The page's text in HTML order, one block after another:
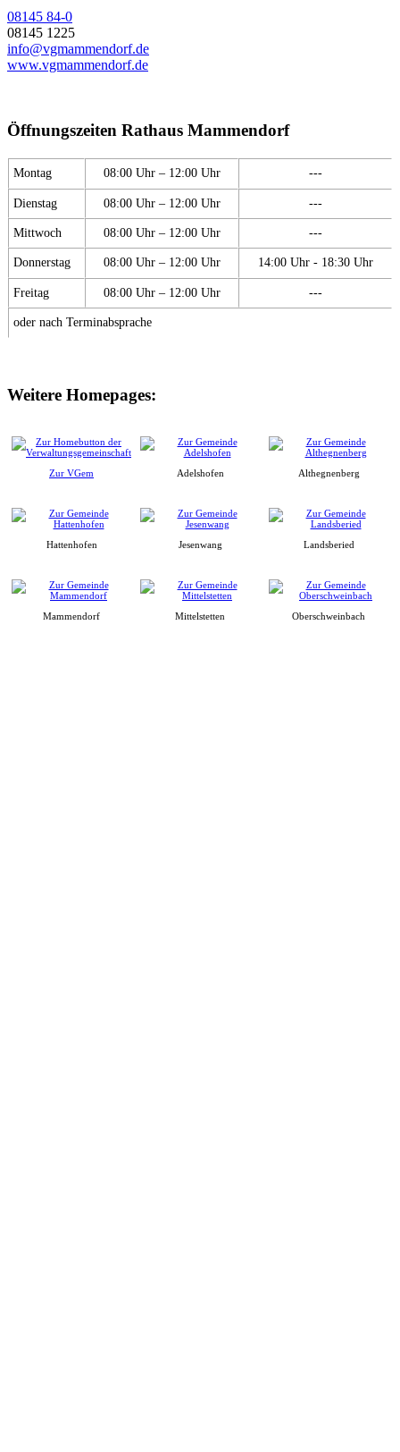
08145 84-0
08145 1225
info@vgmammendorf.de
www.vgmammendorf.de
Öffnungszeiten Rathaus Mammendorf
Montag 08:00 Uhr – 12:00 Uhr ---
Dienstag 08:00 Uhr – 12:00 Uhr ---
Mittwoch 08:00 Uhr – 12:00 Uhr ---
Donnerstag 08:00 Uhr – 12:00 Uhr 14:00 Uhr - 18:30 Uhr
Freitag 08:00 Uhr – 12:00 Uhr ---
oder nach Terminabsprache
Weitere Homepages:
Zur VGem Adelshofen Althegnenberg
Hattenhofen Jesenwang Landsberied
Mammendorf Mittelstetten Oberschweinbach